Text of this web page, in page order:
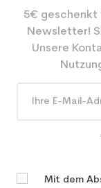
5€ geschenkt
Newsletter!
Unsere
Mit dem